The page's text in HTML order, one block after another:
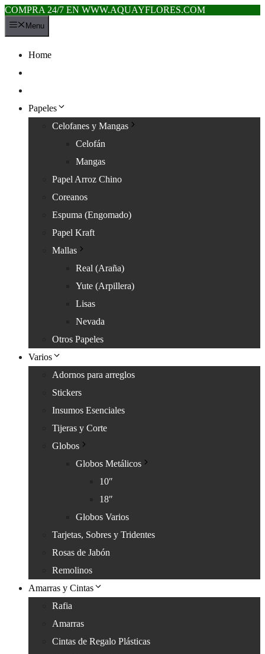
COMPRA 24/7 EN WWW.AQUAYFLORES.COM
Saltar
al
Menu
Home
Papeles
Celofanes y Mangas
Celofán
Mangas
Papel Arroz Chino
Coreanos
Espuma (Engomado)
Papel Kraft
Mallas
Real (Araña)
Yute (Arpillera)
Lisas
Nevada
Otros Papeles
Varios
Adornos para arreglos
Stickers
Insumos Esenciales
Tijeras y Corte
Globos
Globos Metálicos
10″
18″
Globos Varios
Tarjetas, Sobres y Tridentes
Rosas de Jabón
Remolinos
Amarras y Cintas
Rafia
Amarras
Cintas de Regalo Plásticas